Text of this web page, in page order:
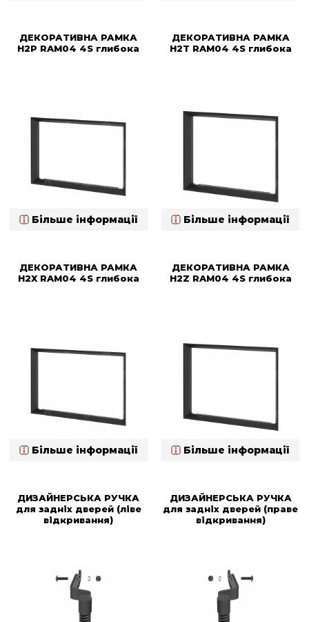
ДЕКОРАТИВНА РАМКА
H2P RAM04 4S глибока
Більше інформації
ДЕКОРАТИВНА РАМКА
H2T RAM04 4S глибока
Більше інформації
ДЕКОРАТИВНА РАМКА
H2X RAM04 4S глибока
Більше інформації
ДЕКОРАТИВНА РАМКА
H2Z RAM04 4S глибока
Більше інформації
ДИЗАЙНЕРСЬКА РУЧКА
для задніх дверей (ліве
відкривання)
ДИЗАЙНЕРСЬКА РУЧКА
для задніх дверей (праве
відкривання)